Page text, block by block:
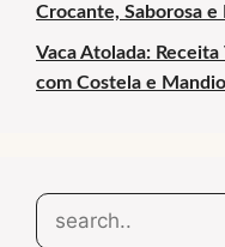
Crocante, Saborosa e
Vaca Atolada:
com Costela e
Search